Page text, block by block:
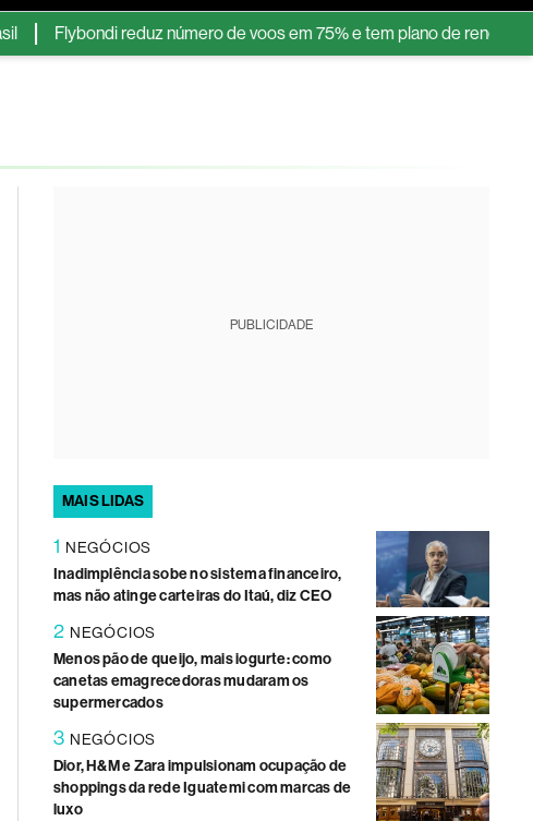
Assinatura
Flybondi reduz número de voos em 75% e tem plano de renovação de
PUBLICIDADE
MAIS LIDAS
1 NEGÓCIOS
Inadimplência sobe no sistema financeiro,
mas não atinge carteiras do Itaú, diz CEO
2 NEGÓCIOS
Menos pão de queijo, mais iogurte: como
canetas emagrecedoras mudaram os
supermercados
3 NEGÓCIOS
Dior, H&M e Zara impulsionam ocupação de
shoppings da rede Iguatemi com marcas de
luxo